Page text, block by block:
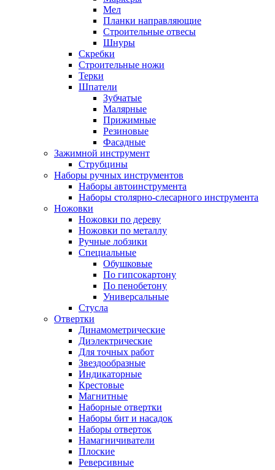
Мел
Планки направляющие
Строительные отвесы
Шнуры
Скребки
Строительные ножи
Терки
Шпатели
Зубчатые
Малярные
Прижимные
Резиновые
Фасадные
Зажимной инструмент
Струбцины
Наборы ручных инструментов
Наборы автоинструмента
Наборы столярно-слесарного инструмента
Ножовки
Ножовки по дереву
Ножовки по металлу
Ручные лобзики
Специальные
Обушковые
По гипсокартону
По пенобетону
Универсальные
Стусла
Отвертки
Динамометрические
Диэлектрические
Для точных работ
Звездообразные
Индикаторные
Крестовые
Магнитные
Наборные отвертки
Наборы бит и насадок
Наборы отверток
Намагничиватели
Плоские
Реверсивные